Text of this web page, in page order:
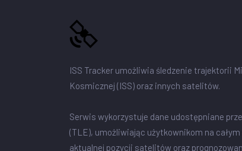
ISS Tracker umożliwia śledzenie trajektorii
Kosmicznej (ISS) oraz innych satelitów.
Serwis wykorzystuje dane udostępniane
(TLE), umożliwiając użytkownikom na
aktualnej pozycji satelitów oraz